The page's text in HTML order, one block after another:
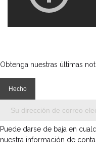
Obtenga nuestras últimas
Puede darse de baja en
nuestra información de